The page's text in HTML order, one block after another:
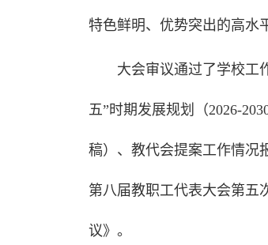
特色鲜明、优势突出的高水
大会审议通过了学校工
五”时期发展规划（2026-
稿）、教代会提案工作情况
第八届教职工代表大会第五
议》。